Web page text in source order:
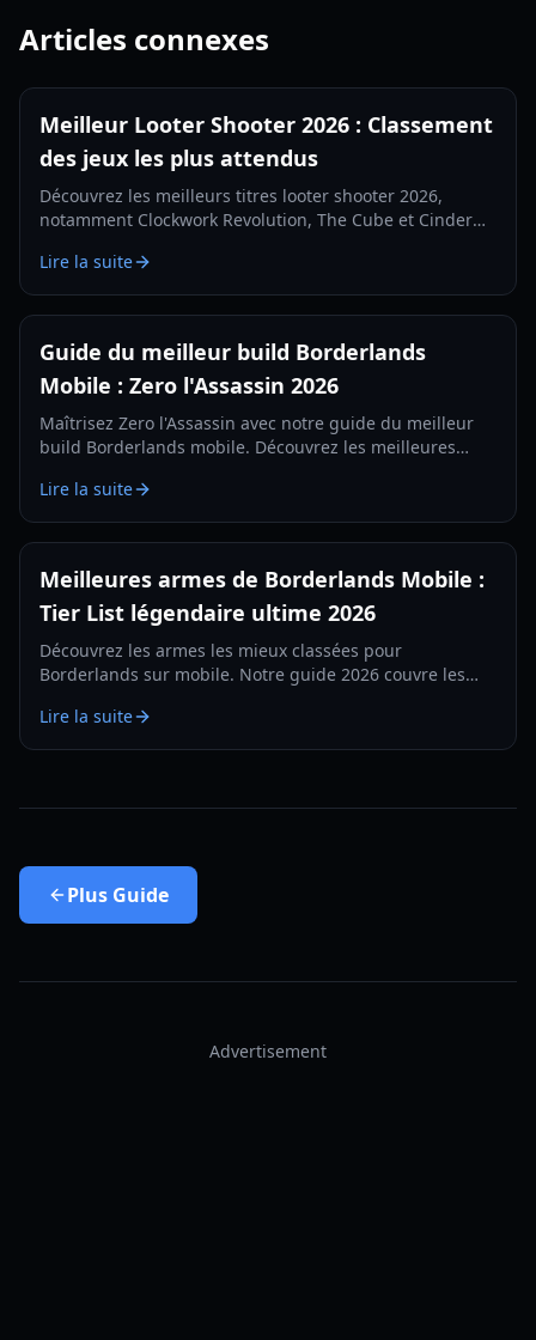
Articles connexes
Meilleur Looter Shooter 2026 : Classement
des jeux les plus attendus
Découvrez les meilleurs titres looter shooter 2026,
notamment Clockwork Revolution, The Cube et Cinder
phares de l'année.
Lire la suite
Guide du meilleur build Borderlands
Mobile : Zero l'Assassin 2026
Maîtrisez Zero l'Assassin avec notre guide du meilleur
build Borderlands mobile. Découvrez les meilleures
mobile en 2026.
Lire la suite
Meilleures armes de Borderlands Mobile :
Tier List légendaire ultime 2026
Découvrez les armes les mieux classées pour
Borderlands sur mobile. Notre guide 2026 couvre les
dominer Elpis.
Lire la suite
Plus Guide
Advertisement